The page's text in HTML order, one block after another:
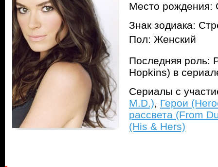
Место
Знак зодиака:
Пол: Женский
Последняя роль:
Hopkins) в
Сериалы с
M.D.), Герои
рассвета (From
(His & Hers)